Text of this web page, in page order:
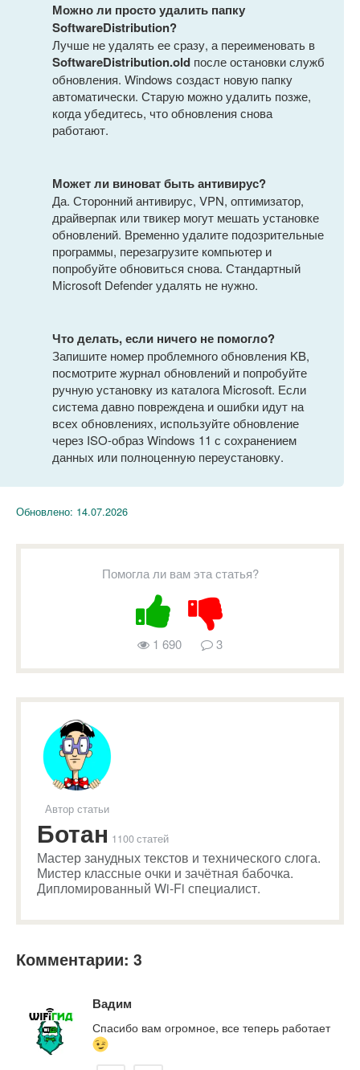
Можно ли просто удалить папку
SoftwareDistribution?
Лучше не удалять ее сразу, а переименовать в
SoftwareDistribution.old после остановки служб
обновления. Windows создаст новую папку
автоматически. Старую можно удалить позже,
когда убедитесь, что обновления снова
работают.
Может ли виноват быть антивирус?
Да. Сторонний антивирус, VPN, оптимизатор,
драйверпак или твикер могут мешать установке
обновлений. Временно удалите подозрительные
программы, перезагрузите компьютер и
попробуйте обновиться снова. Стандартный
Microsoft Defender удалять не нужно.
Что делать, если ничего не помогло?
Запишите номер проблемного обновления KB,
посмотрите журнал обновлений и попробуйте
ручную установку из каталога Microsoft. Если
система давно повреждена и ошибки идут на
всех обновлениях, используйте обновление
через ISO-образ Windows 11 с сохранением
данных или полноценную переустановку.
Обновлено: 14.07.2026
Помогла ли вам эта статья?
1 690 3
Автор статьи
Ботан 1100 статей
Мастер занудных текстов и технического слога.
Мистер классные очки и зачётная бабочка.
Дипломированный Wi-Fi специалист.
Комментарии: 3
Вадим
Спасибо вам огромное, все теперь работает